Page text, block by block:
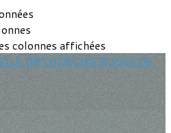
colonnes affichées